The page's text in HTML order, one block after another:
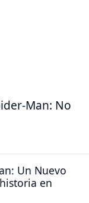
Man: No
Un Nuevo
en